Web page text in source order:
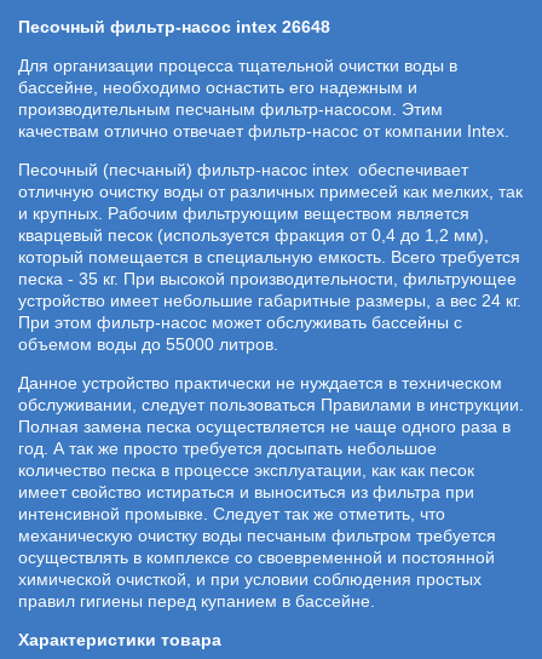
Песочный фильтр-насос intex 26648
Для организации процесса тщательной очистки воды в
бассейне, необходимо оснастить его надежным и
производительным песчаным фильтр-насосом. Этим
качествам отлично отвечает фильтр-насос от компании Intex.
Песочный (песчаный) фильтр-насос intex обеспечивает
отличную очистку воды от различных примесей как мелких, так
и крупных. Рабочим фильтрующим веществом является
кварцевый песок (используется фракция от 0,4 до 1,2 мм),
который помещается в специальную емкость. Всего требуется
песка - 35 кг. При высокой производительности, фильтрующее
устройство имеет небольшие габаритные размеры, а вес 24 кг.
При этом фильтр-насос может обслуживать бассейны с
объемом воды до 55000 литров.
Данное устройство практически не нуждается в техническом
обслуживании, следует пользоваться Правилами в инструкции.
Полная замена песка осуществляется не чаще одного раза в
год. А так же просто требуется досыпать небольшое
количество песка в процессе эксплуатации, как как песок
имеет свойство истираться и выноситься из фильтра при
интенсивной промывке. Следует так же отметить, что
механическую очистку воды песчаным фильтром требуется
осуществлять в комплексе со своевременной и постоянной
химической очисткой, и при условии соблюдения простых
правил гигиены перед купанием в бассейне.
Характеристики товара